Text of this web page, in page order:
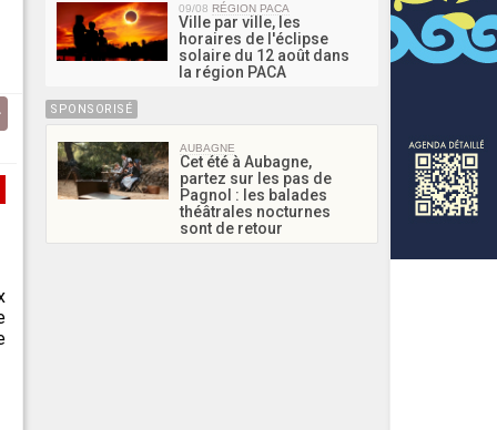
09/08 RÉGION PACA
Ville par ville, les
horaires de l'éclipse
solaire du 12 août dans
la région PACA
SPONSORISÉ
AUBAGNE
Cet été à Aubagne,
partez sur les pas de
Pagnol : les balades
théâtrales nocturnes
sont de retour